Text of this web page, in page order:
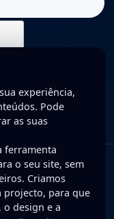
Desenvolvido
experiência,
Pode
as suas
ferramenta
o seu site, sem
Criamos
projecto, para que
design e a